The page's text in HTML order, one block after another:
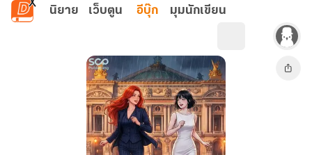
ข้ามไปยังเนื้อหาหลัก
นิยาย เว็บตูน อีบุ๊ก มุมนักเขียน